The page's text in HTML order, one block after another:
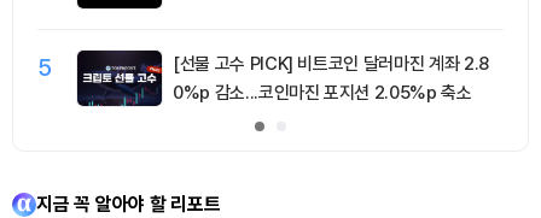
5
[선물 고수 PICK] 비트코인 달러마진 계좌 2.8
0%p 감소...코인마진 포지션 2.05%p 축소
지금 꼭 알아야 할 리포트